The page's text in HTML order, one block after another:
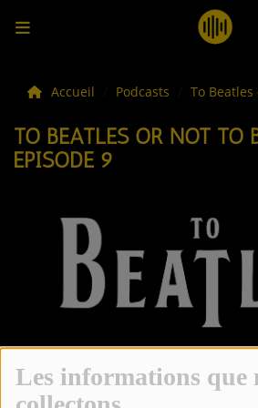
Les informations que
LES ACTUS
LA MUSIQUE
C'ÉTAIT QUOI CE TITRE ?
LES WEBRADIOS
LA GRILLE DES PROGRAMMES
TOUTES LES ÉMISSIONS
Accueil Podcasts To
TO BEATLES OR NOT TO
ÉPISODE 9